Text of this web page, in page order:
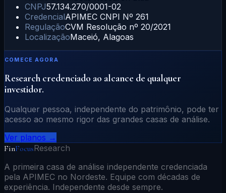
CNPJ57.134.270/0001-02
CredencialAPIMEC CNPI Nº 261
RegulaçãoCVM Resolução nº 20/2021
LocalizaçãoMaceió, Alagoas
COMECE AGORA
Research credenciado ao alcance de qualquer
investidor.
Qualquer pessoa, independente do patrimônio, pode ter
acesso ao mesmo rigor das grandes casas de análise.
Ver planos →
FinFocusResearch
A primeira casa de análise independente credenciada
pela APIMEC no Nordeste. Equipe com décadas de
experiência. Independente desde sempre.